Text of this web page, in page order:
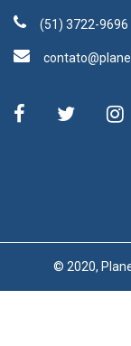
(51) 3722-9696
© 2020,